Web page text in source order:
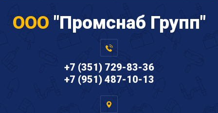
ООО "Промснаб Групп"
+7 (351) 729-83-36
+7 (951) 487-10-13